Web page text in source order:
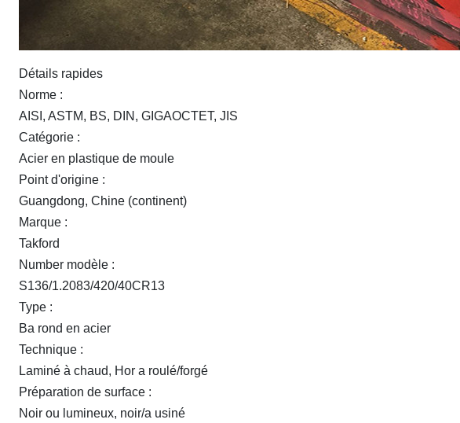
Détails rapides
Norme :
AISI, ASTM, BS, DIN, GIGAOCTET, JIS
Catégorie :
Acier en plastique de moule
Point d'origine :
Guangdong, Chine (continent)
Marque :
Takford
Number modèle :
S136/1.2083/420/40CR13
Type :
Ba rond en acier
Technique :
Laminé à chaud, Hor a roulé/forgé
Préparation de surface :
Noir ou lumineux, noir/a usiné